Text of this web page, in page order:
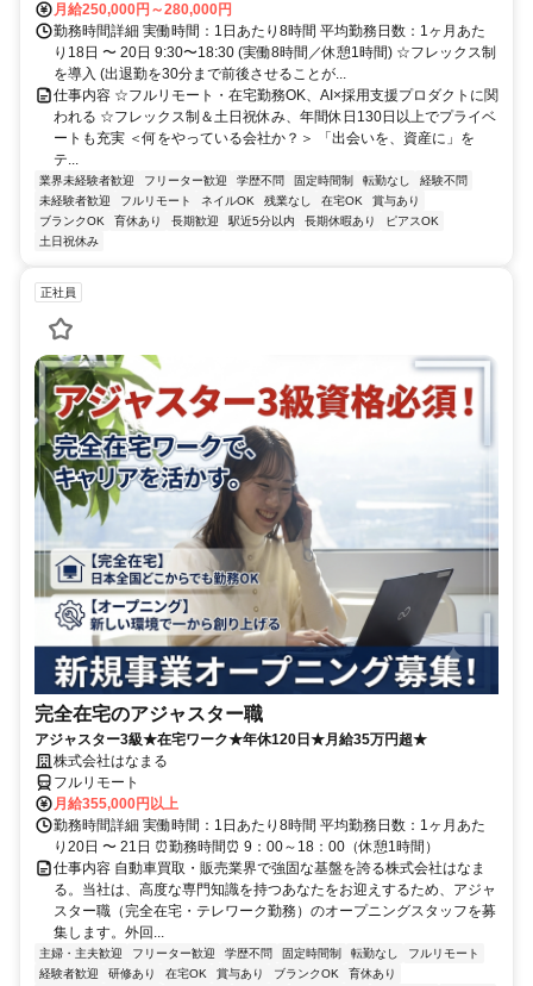
月給250,000円～280,000円
勤務時間詳細 実働時間：1日あたり8時間 平均勤務日数：1ヶ月あた
り18日 〜 20日 9:30〜18:30 (実働8時間／休憩1時間) ☆フレックス制
を導入 (出退勤を30分まで前後させることが...
仕事内容 ☆フルリモート・在宅勤務OK、AI×採用支援プロダクトに関
われる ☆フレックス制＆土日祝休み、年間休日130日以上でプライベ
ートも充実 ＜何をやっている会社か？＞ 「出会いを、資産に」を
テ...
業界未経験者歓迎 フリーター歓迎 学歴不問 固定時間制 転勤なし
経験不問
未経験者歓迎
フルリモート ネイルOK 残業なし 在宅OK
賞与あり
ブランクOK
育休あり 長期歓迎 駅近5分以内 長期休暇あり
ピアスOK
土日祝休み
正社員
完全在宅のアジャスター職
アジャスター3級★在宅ワーク★年休120日★月給35万円超★
株式会社はなまる
フルリモート
月給355,000円以上
勤務時間詳細 実働時間：1日あたり8時間 平均勤務日数：1ヶ月あた
り20日 〜 21日 ⏰勤務時間⏰ 9：00～18：00（休憩1時間）
仕事内容 自動車買取・販売業界で強固な基盤を誇る株式会社はなま
る。当社は、高度な専門知識を持つあなたをお迎えするため、アジャ
スター職（完全在宅・テレワーク勤務）のオープニングスタッフを募
集します。外回...
主婦・主夫歓迎 フリーター歓迎 学歴不問 固定時間制 転勤なし
フルリモート
経験者歓迎
研修あり 在宅OK 賞与あり ブランクOK
育休あり